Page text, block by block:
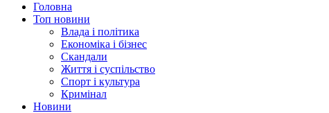
Головна
Топ новини
Влада і політика
Економіка і бізнес
Скандали
Життя і суспільство
Спорт і культура
Кримінал
Новини